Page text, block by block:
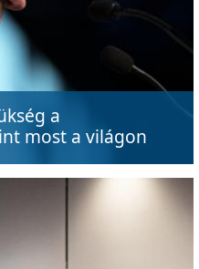
a
most a világon